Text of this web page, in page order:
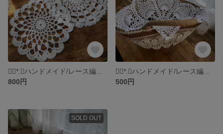
800円
500円
SOLD OUT